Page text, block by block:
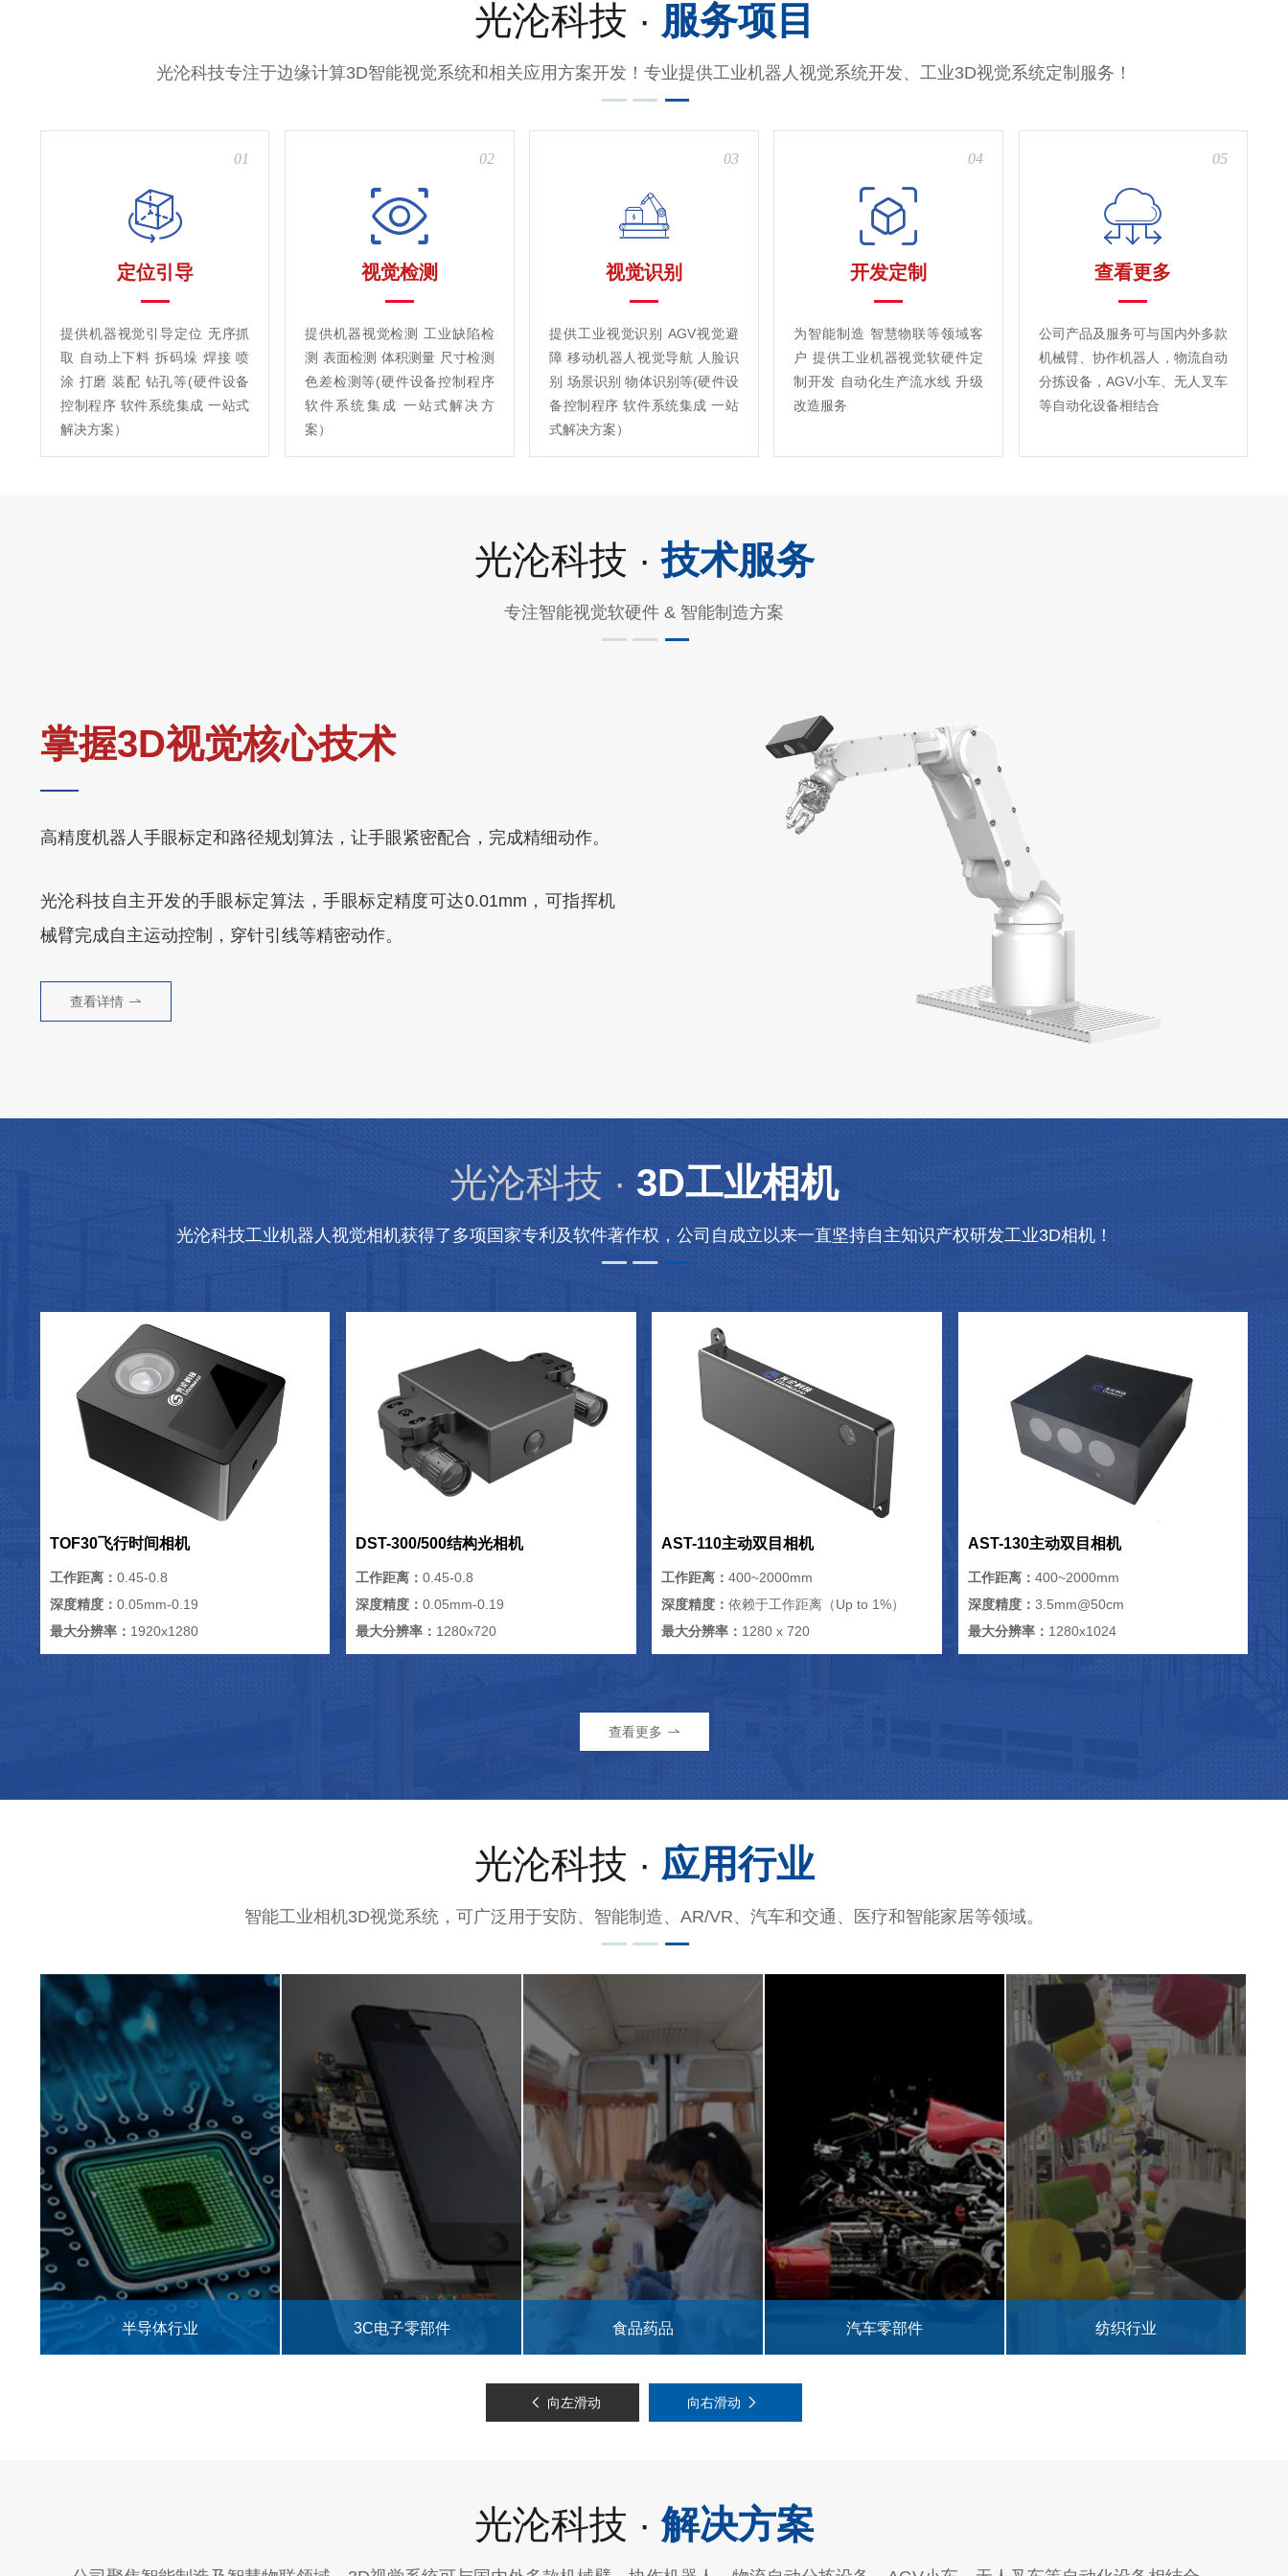
光沦科技 · 服务项目
光沦科技专注于边缘计算3D智能视觉系统和相关应用方案开发！专业提供工业机器人视觉系统开发、工业3D视觉系统定制服务！
01
定位引导
提供机器视觉引导定位 无序抓
取 自动上下料 拆码垛 焊接 喷
涂 打磨 装配 钻孔等(硬件设备
控制程序 软件系统集成 一站式
解决方案）
02
视觉检测
提供机器视觉检测 工业缺陷检
测 表面检测 体积测量 尺寸检测
色差检测等(硬件设备控制程序
软件系统集成 一站式解决方
案）
03
视觉识别
提供工业视觉识别 AGV视觉避
障 移动机器人视觉导航 人脸识
别 场景识别 物体识别等(硬件设
备控制程序 软件系统集成 一站
式解决方案）
04
开发定制
为智能制造 智慧物联等领域客
户 提供工业机器视觉软硬件定
制开发 自动化生产流水线 升级
改造服务
05
查看更多
公司产品及服务可与国内外多款
机械臂、协作机器人，物流自动
分拣设备，AGV小车、无人叉车
等自动化设备相结合
光沦科技 ·技术服务
专注智能视觉软硬件 & 智能制造方案
掌握3D视觉核心技术
高精度机器人手眼标定和路径规划算法，让手眼紧密配合，完成精细动作。
光沦科技自主开发的手眼标定算法，手眼标定精度可达0.01mm，可指挥机
械臂完成自主运动控制，穿针引线等精密动作。
查看详情
光沦科技 · 3D工业相机
光沦科技工业机器人视觉相机获得了多项国家专利及软件著作权，公司自成立以来一直坚持自主知识产权研发工业3D相机！
TOF30飞行时间相机
工作距离： 0.45-0.8
深度精度： 0.05mm-0.19
最大分辨率： 1920x1280
DST-300/500结构光相机
工作距离：0.45-0.8
深度精度：0.05mm-0.19
最大分辨率： 1280x720
AST-110主动双目相机
工作距离：400~2000mm
深度精度：依赖于工作距离（Up to 1%）
最大分辨率： 1280 x 720
AST-130主动双目相机
工作距离： 400~2000mm
深度精度： 3.5mm@50cm
最大分辨率： 1280x1024
查看更多
光沦科技 · 应用行业
智能工业相机3D视觉系统，可广泛用于安防、智能制造、AR/VR、汽车和交通、医疗和智能家居等领域。
3C电子零部件 食品药品 汽车零部件 纺织行业 皮革行业
向左滑动 向右滑动
光沦科技 ·解决方案